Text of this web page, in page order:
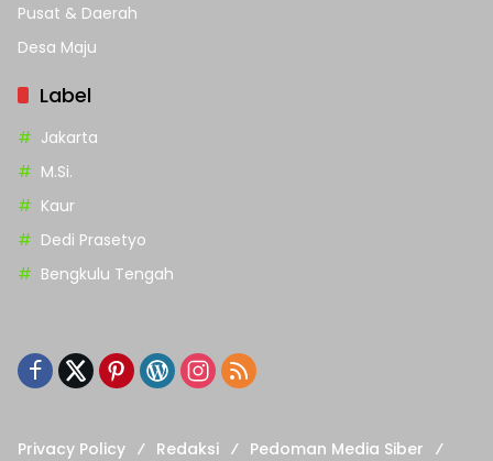
Pusat & Daerah
Desa Maju
Label
Jakarta
M.Si.
Kaur
Dedi Prasetyo
Bengkulu Tengah
Privacy Policy Redaksi Pedoman Media Siber